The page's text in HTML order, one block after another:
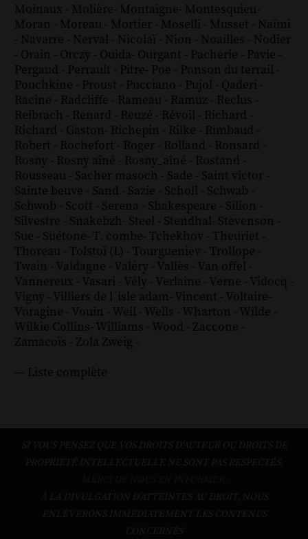
Moinaux - Molière- Montaigne- Montesquieu-
Moran - Moreau - Mortier - Moselli - Musset - Naïmi
- Navarre - Nerval - Nicolaï - Nion - Noailles - Nodier
- Orain - Orczy - Ouida- Ourgant - Pacherie - Pavie -
Pergaud - Perrault - Pitre- Poe - Ponson du terrail -
Pouchkine - Proust - Pucciano - Pujol - Qaderi -
Racine - Radcliffe - Rameau - Ramuz - Reclus -
Reibrach - Renard - Reuzé - Révoil - Richard -
Richard - Gaston- Richepin - Rilke - Rimbaud -
Robert - Rochefort - Roger - Rolland - Ronsard -
Rosny - Rosny aîné - Rosny_aîné - Rostand -
Rousseau - Sacher masoch - Sade - Saint victor -
Sainte beuve - Sand - Sazie - Scholl - Schwab -
Schwob - Scott - Serena - Shakespeare - Silion -
Silvestre - Snakebzh- Steel - Stendhal- Stevenson -
Sue - Suétone- T. combe- Tchekhov - Theuriet -
Thoreau - Tolstoï (L) - Tourgueniev - Trollope -
Twain - Valdagne - Valéry - Vallès - Van offel -
Vannereux - Vasari - Vély - Verlaine - Verne - Vidocq -
Vigny - Villiers de l´isle adam- Vincent - Voltaire-
Voragine - Vouin - Weil - Wells - Wharton - Wilde -
Wilkie Collins- Williams - Wood - Zaccone -
Zamacoïs - Zola Zweig -
--- Liste complète